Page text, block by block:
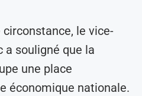
le vice-
a souligné que la
une place
économique nationale.